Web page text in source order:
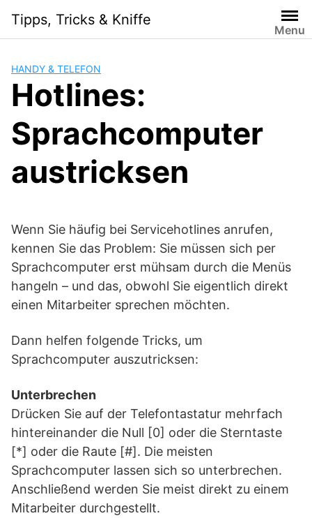
content
Tipps, Tricks & Kniffe
Menu
HANDY & TELEFON
Hotlines:
Sprachcomputer
austricksen
Wenn Sie häufig bei Servicehotlines anrufen,
kennen Sie das Problem: Sie müssen sich per
Sprachcomputer erst mühsam durch die Menüs
hangeln – und das, obwohl Sie eigentlich direkt
einen Mitarbeiter sprechen möchten.
Dann helfen folgende Tricks, um
Sprachcomputer auszutricksen:
Unterbrechen
Drücken Sie auf der Telefontastatur mehrfach
hintereinander die Null [0] oder die Sterntaste
[*] oder die Raute [#]. Die meisten
Sprachcomputer lassen sich so unterbrechen.
Anschließend werden Sie meist direkt zu einem
Mitarbeiter durchgestellt.